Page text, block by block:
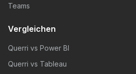
Teams
Vergleichen
Querri vs Power BI
Querri vs Tableau